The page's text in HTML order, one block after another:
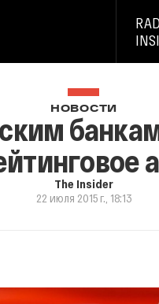
НОВОСТИ
The Insider
22 июля 2015 г., 18:13